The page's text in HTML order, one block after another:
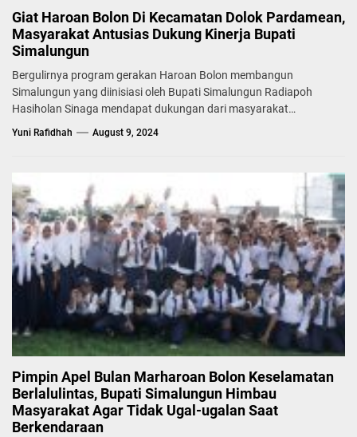
Giat Haroan Bolon Di Kecamatan Dolok Pardamean,
Masyarakat Antusias Dukung Kinerja Bupati
Simalungun
Bergulirnya program gerakan Haroan Bolon membangun
Simalungun yang diinisiasi oleh Bupati Simalungun Radiapoh
Hasiholan Sinaga mendapat dukungan dari masyarakat
Kecamatan...
Yuni Rafidhah August 9, 2024
Pimpin Apel Bulan Marharoan Bolon Keselamatan
Berlalulintas, Bupati Simalungun Himbau
Masyarakat Agar Tidak Ugal-ugalan Saat
Berkendaraan